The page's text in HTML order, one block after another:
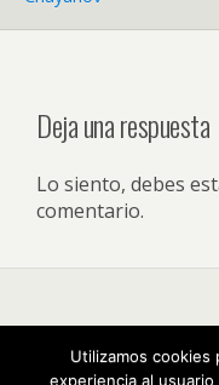
Deja una respuesta
Lo siento, debes
comentario.
Utilizamos cookies
experiencia al